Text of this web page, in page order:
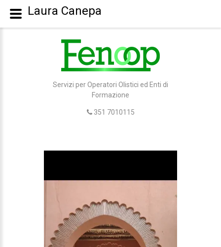
Servizi per Operatori Olistici ed Enti di
Formazione
351 7010115
Laura Canepa